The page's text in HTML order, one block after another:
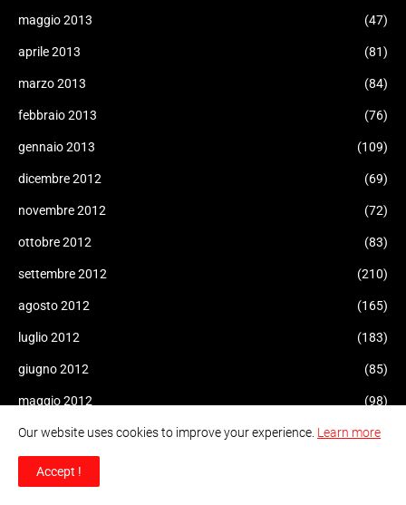
maggio 2013 (47)
aprile 2013 (81)
marzo 2013 (84)
febbraio 2013 (76)
gennaio 2013 (109)
dicembre 2012 (69)
novembre 2012 (72)
ottobre 2012 (83)
settembre 2012 (210)
agosto 2012 (165)
luglio 2012 (183)
giugno 2012 (85)
maggio 2012 (98)
aprile 2012 (161)
marzo 2012
Our website uses cookies to improve your experience. Learn more
Accept !